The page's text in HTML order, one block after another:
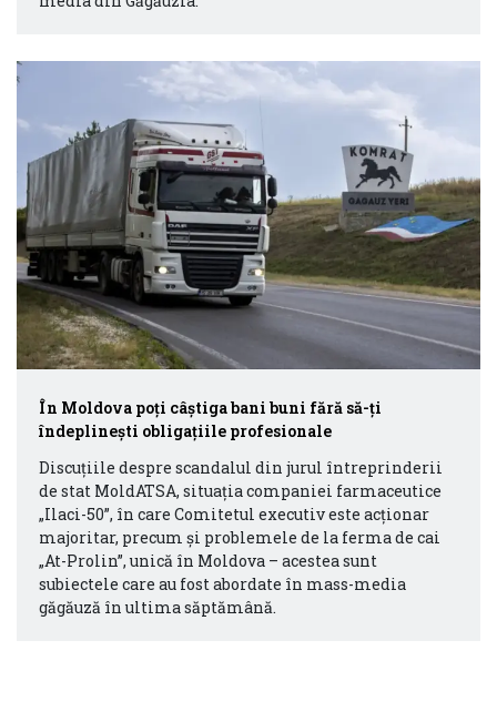
În Moldova poți câștiga bani buni fără să-ți
îndeplinești obligațiile profesionale
Discuțiile despre scandalul din jurul întreprinderii
de stat MoldATSA, situația companiei farmaceutice
„Ilaci-50”, în care Comitetul executiv este acționar
majoritar, precum și problemele de la ferma de cai
„At-Prolin”, unică în Moldova – acestea sunt
subiectele care au fost abordate în mass-media
găgăuză în ultima săptămână.